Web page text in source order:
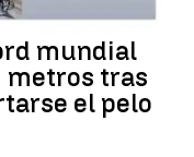
mundial
metros tras
el pelo